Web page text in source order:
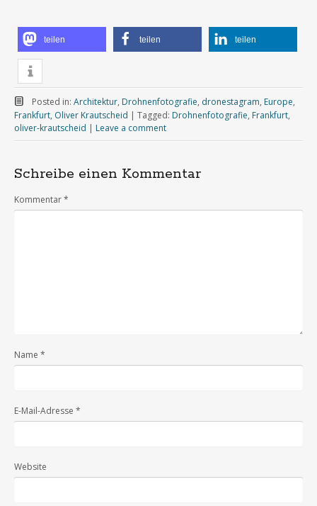
teilen teilen teilen
Posted in: Architektur, Drohnenfotografie, dronestagram, Europe,
Frankfurt, Oliver Krautscheid | Tagged: Drohnenfotografie, Frankfurt,
oliver-krautscheid | Leave a comment
Schreibe einen Kommentar
Kommentar*
Name *
E-Mail-Adresse *
Website